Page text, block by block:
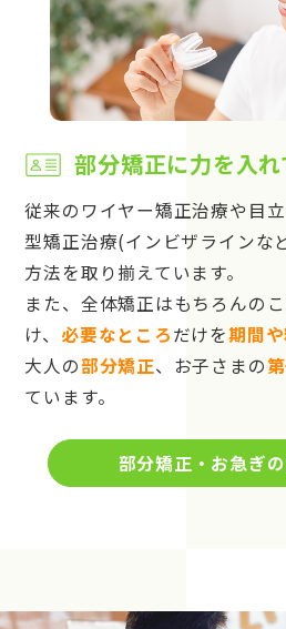
部分矯正に力を入
従来のワイヤー矯正治療や目
型矯正治療(インビザラインな
方法を取り揃えています。
また、全体矯正はもちろんのこ
け、 必要なところだけを期間
大人の部分矯正、お子さまの
ています。
部分矯正・お急ぎ